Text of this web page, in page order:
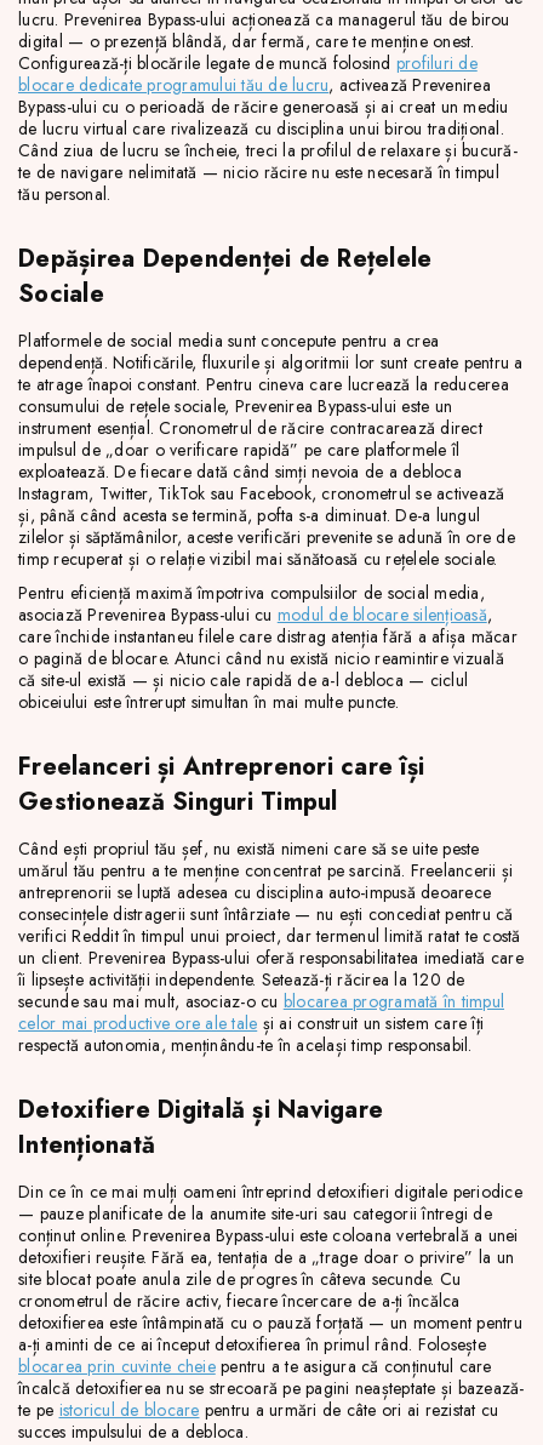
lucru. Prevenirea Bypass-ului acționează ca managerul tău de birou
digital — o prezență blândă, dar fermă, care te menține onest.
Configurează-ți blocările legate de muncă folosind profiluri de
blocare dedicate programului tău de lucru, activează Prevenirea
Bypass-ului cu o perioadă de răcire generoasă și ai creat un mediu
de lucru virtual care rivalizează cu disciplina unui birou tradițional.
Când ziua de lucru se încheie, treci la profilul de relaxare și bucură-
te de navigare nelimitată — nicio răcire nu este necesară în timpul
tău personal.
Depășirea Dependenței de Rețelele
Sociale
Platformele de social media sunt concepute pentru a crea
dependență. Notificările, fluxurile și algoritmii lor sunt create pentru a
te atrage înapoi constant. Pentru cineva care lucrează la reducerea
consumului de rețele sociale, Prevenirea Bypass-ului este un
instrument esențial. Cronometrul de răcire contracarează direct
impulsul de „doar o verificare rapidă” pe care platformele îl
exploatează. De fiecare dată când simți nevoia de a debloca
Instagram, Twitter, TikTok sau Facebook, cronometrul se activează
și, până când acesta se termină, pofta s-a diminuat. De-a lungul
zilelor și săptămânilor, aceste verificări prevenite se adună în ore de
timp recuperat și o relație vizibil mai sănătoasă cu rețelele sociale.
Pentru eficiență maximă împotriva compulsiilor de social media,
asociază Prevenirea Bypass-ului cu modul de blocare silențioasă,
care închide instantaneu filele care distrag atenția fără a afișa măcar
o pagină de blocare. Atunci când nu există nicio reamintire vizuală
că site-ul există — și nicio cale rapidă de a-l debloca — ciclul
obiceiului este întrerupt simultan în mai multe puncte.
Freelanceri și Antreprenori care își
Gestionează Singuri Timpul
Când ești propriul tău șef, nu există nimeni care să se uite peste
umărul tău pentru a te menține concentrat pe sarcină. Freelancerii și
antreprenorii se luptă adesea cu disciplina auto-impusă deoarece
consecințele distragerii sunt întârziate — nu ești concediat pentru că
verifici Reddit în timpul unui proiect, dar termenul limită ratat te costă
un client. Prevenirea Bypass-ului oferă responsabilitatea imediată care
îi lipsește activității independente. Setează-ți răcirea la 120 de
secunde sau mai mult, asociaz-o cu blocarea programată în timpul
celor mai productive ore ale tale și ai construit un sistem care îți
respectă autonomia, menținându-te în același timp responsabil.
Detoxifiere Digitală și Navigare
Intenționată
Din ce în ce mai mulți oameni întreprind detoxifieri digitale periodice
— pauze planificate de la anumite site-uri sau categorii întregi de
conținut online. Prevenirea Bypass-ului este coloana vertebrală a unei
detoxifieri reușite. Fără ea, tentația de a „trage doar o privire” la un
site blocat poate anula zile de progres în câteva secunde. Cu
cronometrul de răcire activ, fiecare încercare de a-ți încălca
detoxifierea este întâmpinată cu o pauză forțată — un moment pentru
a-ți aminti de ce ai început detoxifierea în primul rând. Folosește
blocarea prin cuvinte cheiepentru a te asigura că conținutul care
încalcă detoxifierea nu se strecoară pe pagini neașteptate și bazează-
te pe istoricul de blocare pentru a urmări de câte ori ai rezistat cu
succes impulsului de a debloca.